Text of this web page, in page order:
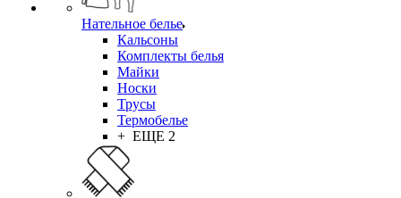
Нательное белье
Кальсоны
Комплекты белья
Майки
Носки
Трусы
Термобелье
+ ЕЩЕ 2